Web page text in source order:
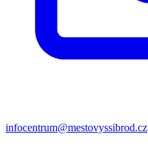
infocentrum@mestovyssibrod.cz